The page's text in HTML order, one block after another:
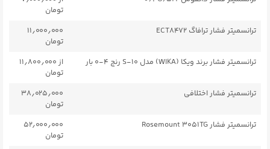
تومان
ترانسمیتر فشار ترافاگ ECT8472
۱۱٫۰۰۰٫۰۰۰
تومان
ترانسمیتر فشار برند ویکا (WIKA) مدل S-۱۰ رنج ۴-۰ بار
از ۱۱٫۸۰۰٫۰۰۰
تومان
ترانسمیتر فشار اختلافی
۳۸٫۰۲۵٫۰۰۰
تومان
ترانسمیتر فشار Rosemount 3051TG
۵۲٫۰۰۰٫۰۰۰
تومان